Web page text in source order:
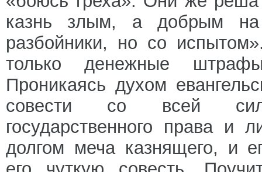
казнь злым, а добрым на
разбойники, но со
только денежные
Проникаясь духом
совести со всей
государственного права и
долгом меча казнящего, и